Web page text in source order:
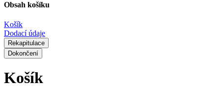
Obsah košíku
Košík
Dodací údaje
Rekapitulace
Dokončení
Košík